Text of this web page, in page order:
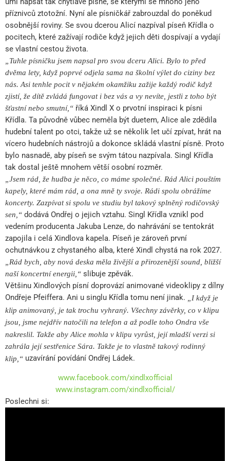
příznivců ztotožní. Nyní ale písničkář zabrouzdal do poněkud
osobnější roviny. Se svou dcerou Alicí nazpíval píseň Křídla o
pocitech, které zažívají rodiče když jejich děti dospívají a vydají
se vlastní cestou života.
„Tuhle písničku jsem napsal pro svou dceru Alici. Bylo to před
dvěma lety, když poprvé odjela sama na školní výlet do ciziny bez
nás. Asi tenhle pocit v nějakém okamžiku zažije každý rodič když
zjistí, že dítě zvládá fungovat i bez vás a vy nevíte, jestli z toho být
šťastní nebo smutní,“ říká Xindl X o prvotní inspiraci k písni
Křídla. Ta původně vůbec neměla být duetem, Alice ale zdědila
hudební talent po otci, takže už se několik let učí zpívat, hrát na
vícero hudebních nástrojů a dokonce skládá vlastní písně. Proto
bylo nasnadě, aby píseň se svým tátou nazpívala. Singl Křídla
tak dostal ještě mnohem větší osobní rozměr.
„Jsem rád, že hudba je něco, co máme společné. Rád Alici pouštím
kapely, které mám rád, a ona mně ty svoje. Rádi spolu obrážíme
koncerty. Zazpívat si spolu ve studiu byl takový splněný rodičovský
sen,“ dodává Ondřej o jejich vztahu. Singl Křídla vznikl pod
vedením producenta Jakuba Lenze, do nahrávání se tentokrát
zapojila i celá Xindlova kapela. Píseň je zároveň první
ochutnávkou z chystaného alba, které Xindl chystá na rok 2027.
„Rád bych, aby nová deska měla živější a přirozenější sound, bližší
naší koncertní energii,“ slibuje zpěvák.
Většinu Xindlových písní doprovází animované videoklipy z dílny
Ondřeje Pfeiffera. Ani u singlu Křídla tomu není jinak.
„I když je
klip animovaný, je tak trochu vyhraný. Všechny závěrky, co v klipu
jsou, jsme nejdřív natočili na telefon a až podle toho Ondra vše
nakreslil. Takže aby Alice mohla v klipu vyrůst, její mladší verzi si
zahrála její sestřenice Sára. Takže je to vlastně takový rodinný
klip,“ uzavírání povídání Ondřej Ládek.
www.facebook.com/xindlxofficial
www.instagram.com/xindlxofficial/
Poslechni si: